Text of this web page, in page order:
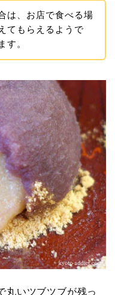
は、お店で食べる場
てもらえるようで
す。
丸いツブツブが残っ